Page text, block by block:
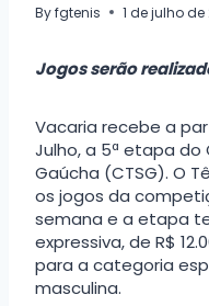
Byfgtenis 1 de julho de
Jogos serão
Vacaria recebe a
Julho, a 5ª etapa do
Gaúcha (CTSG). O
os jogos da
semana e a etapa
expressiva, de R$
para a categoria
masculina.